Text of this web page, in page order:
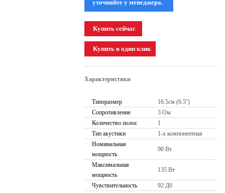
уточняйте у менеджера.
Характеристики
Типоразмер
16.5см (6.5'')
Сопротивление
3 Ом
Количество полос
1
Тип акустики
1-х компонентная
Номинальная
мощность
90 Вт
Максимальная
мощность
135 Вт
Чувствительность 92 Дб